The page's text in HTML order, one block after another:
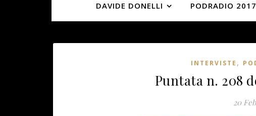
DAVIDE DONELLI PODRADIO
INTERVISTE ,
Puntata n. 208
20